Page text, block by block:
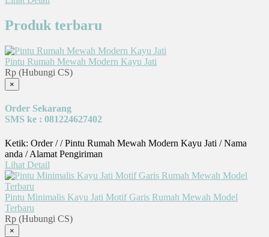
Produk terbaru
Pintu Rumah Mewah Modern Kayu Jati
Rp (Hubungi CS)
×
Order Sekarang
SMS ke : 081224627402
Ketik: Order / / Pintu Rumah Mewah Modern Kayu Jati / Nama
anda / Alamat Pengiriman
Lihat Detail
Pintu Minimalis Kayu Jati Motif Garis Rumah Mewah Model
Terbaru
Rp (Hubungi CS)
×